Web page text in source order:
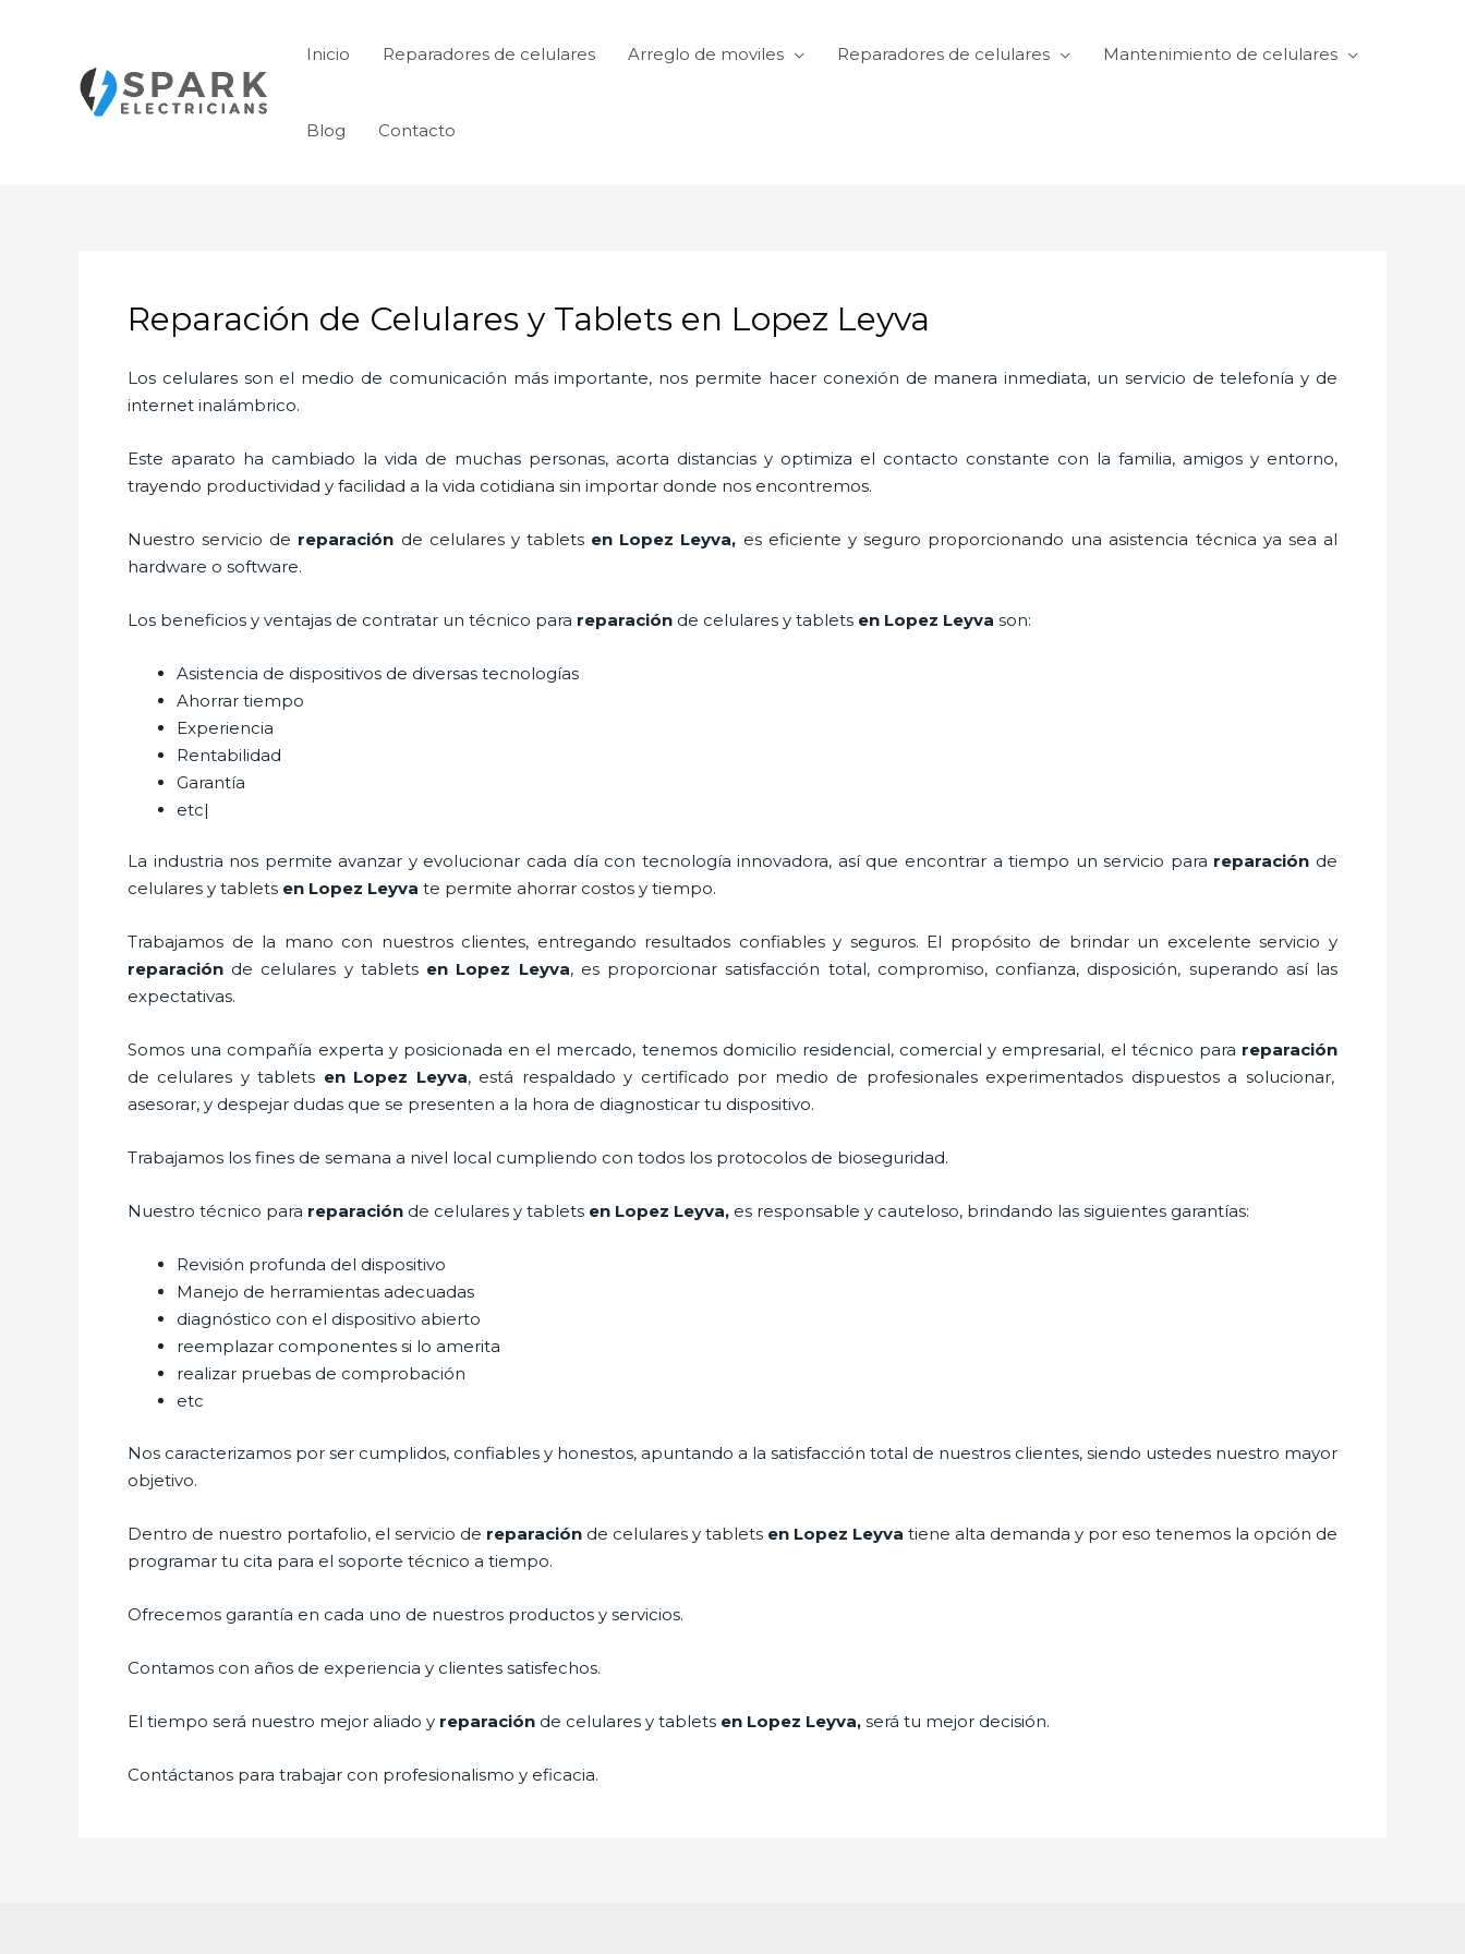
Inicio Reparadores de celulares Arreglo de moviles Reparadores de celulares Mantenimiento de celulares
Blog Contacto
Reparación de Celulares y Tablets en Lopez Leyva
Los celulares son el medio de comunicación más importante, nos permite hacer conexión de manera inmediata, un servicio de telefonía y de
internet inalámbrico.
Este aparato ha cambiado la vida de muchas personas, acorta distancias y optimiza el contacto constante con la familia, amigos y entorno,
trayendo productividad y facilidad a la vida cotidiana sin importar donde nos encontremos.
Nuestro servicio de reparación de celulares y tablets en Lopez Leyva, es eficiente y seguro proporcionando una asistencia técnica ya sea al
hardware o software.
Los beneficios y ventajas de contratar un técnico para reparación de celulares y tablets en Lopez Leyva son:
Asistencia de dispositivos de diversas tecnologías
Ahorrar tiempo
Experiencia
Rentabilidad
Garantía
etc|
La industria nos permite avanzar y evolucionar cada día con tecnología innovadora, así que encontrar a tiempo un servicio para reparación de
celulares y tablets en Lopez Leyva te permite ahorrar costos y tiempo.
Trabajamos de la mano con nuestros clientes, entregando resultados confiables y seguros. El propósito de brindar un excelente servicio y
reparación de celulares y tablets en Lopez Leyva, es proporcionar satisfacción total, compromiso, confianza, disposición, superando así las
expectativas.
Somos una compañía experta y posicionada en el mercado, tenemos domicilio residencial, comercial y empresarial, el técnico para reparación
de celulares y tablets en Lopez Leyva, está respaldado y certificado por medio de profesionales experimentados dispuestos a solucionar,
asesorar, y despejar dudas que se presenten a la hora de diagnosticar tu dispositivo.
Trabajamos los fines de semana a nivel local cumpliendo con todos los protocolos de bioseguridad.
Nuestro técnico para reparación de celulares y tablets en Lopez Leyva, es responsable y cauteloso, brindando las siguientes garantías:
Revisión profunda del dispositivo
Manejo de herramientas adecuadas
diagnóstico con el dispositivo abierto
reemplazar componentes si lo amerita
realizar pruebas de comprobación
etc
Nos caracterizamos por ser cumplidos, confiables y honestos, apuntando a la satisfacción total de nuestros clientes, siendo ustedes nuestro mayor
objetivo.
Dentro de nuestro portafolio, el servicio de reparación de celulares y tablets en Lopez Leyva tiene alta demanda y por eso tenemos la opción de
programar tu cita para el soporte técnico a tiempo.
Ofrecemos garantía en cada uno de nuestros productos y servicios.
Contamos con años de experiencia y clientes satisfechos.
El tiempo será nuestro mejor aliado y reparación de celulares y tablets en Lopez Leyva, será tu mejor decisión.
Contáctanos para trabajar con profesionalismo y eficacia.